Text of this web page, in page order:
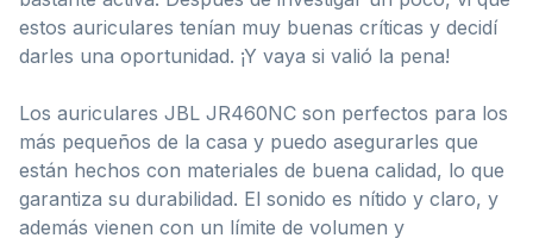
estos auriculares tenían muy buenas críticas y decidí
darles una oportunidad. ¡Y vaya si valió la pena!
Los auriculares JBL JR460NC son perfectos para los
más pequeños de la casa y puedo asegurarles que
están hechos con materiales de buena calidad, lo que
garantiza su durabilidad. El sonido es nítido y claro, y
además vienen con un límite de volumen y